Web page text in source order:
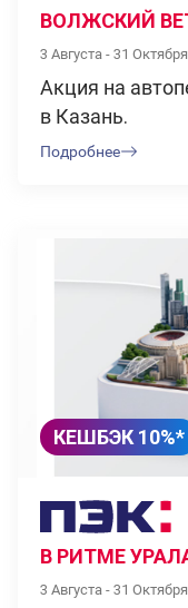
ВОЛЖСКИЙ
3 Августа - 31 Октября
Акция на
в Казань.
Подробнее
КЕШБЭК 10%*
В РИТМЕ
3 Августа - 31 Октября